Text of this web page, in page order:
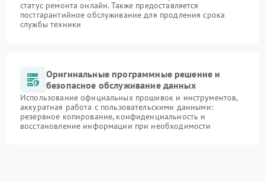
статус ремонта онлайн. Также предоставляется
постгарантийное обслуживание для продления срока
службы техники
Оригинальные программные решение и
безопасное обслуживание данных
Использование официальных прошивок и инструментов,
аккуратная работа с пользовательскими данными:
резервное копирование, конфиденциальность и
восстановление информации при необходимости